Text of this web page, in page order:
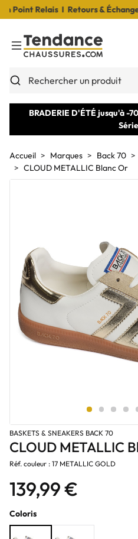
Relais I Retours &
Toggle Menu
Rechercher un produit
BRADERIE D'ÉTÉ jusqu'à -
Accueil Marques Back 70
CLOUD METALLIC Blanc Or
BASKETS & SNEAKERS BACK 70
CLOUD METALLIC
Réf. couleur : 17 METALLIC GOLD
139,99 €
Coloris